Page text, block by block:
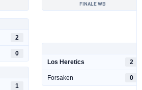
FINALE WB
2
0
1
Los Heretics 2
Forsaken 0